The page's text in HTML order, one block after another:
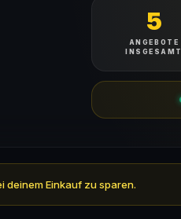
5
ANGEBOTE
INSGESAMT
deinem Einkauf zu sparen.